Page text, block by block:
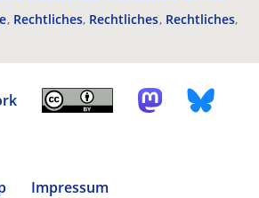
Rechtliches Rechtliches Rechtliches
Impressum